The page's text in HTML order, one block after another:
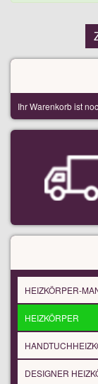
Ihr Warenkorb ist
HEIZKÖRPER-
HEIZKÖRPER
DESIGNER